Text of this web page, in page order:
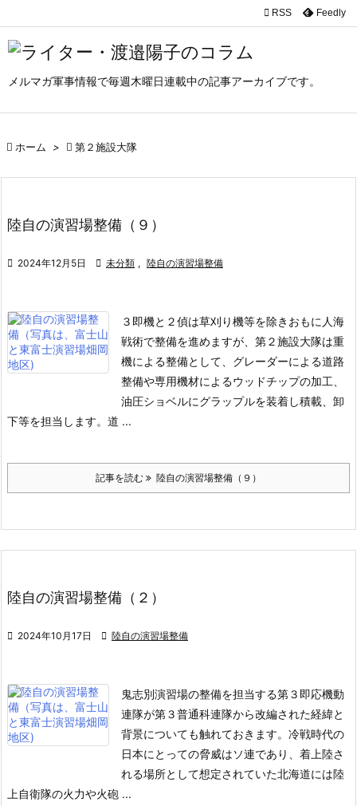
メルマガ軍事情報で毎週木曜日連載中の記事アーカイブです。

 RSS Feedly
 ホーム >  第２施設大隊
陸自の演習場整備（９）
 2024年12月5日  未分類 , 陸自の演習場整備
３即機と２偵は草刈り機等を除きおもに人海
戦術で整備を進めますが、第２施設大隊は重
機による整備として、グレーダーによる道路
整備や専用機材によるウッドチップの加工、
油圧ショベルにグラップルを装着し積載、卸
下等を担当します。 道 ...
記事を読む 陸自の演習場整備（９）
陸自の演習場整備（２）
 2024年10月17日  陸自の演習場整備
鬼志別演習場の整備を担当する第３即応機動
連隊が第３普通科連隊から改編された経緯と
背景についても触れておきます。 冷戦時代の
日本にとっての脅威はソ連であり、着上陸さ
れる場所として想定されていた北海道には陸
上自衛隊の火力や火砲 ...